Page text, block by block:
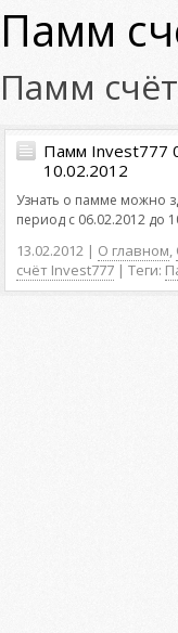
Памм
Памм
Памм Invest777
10.02.2012
Узнать о памме можно
период с 06.02.2012 до
13.02.2012 | О главном,
счёт Invest777 | Теги: